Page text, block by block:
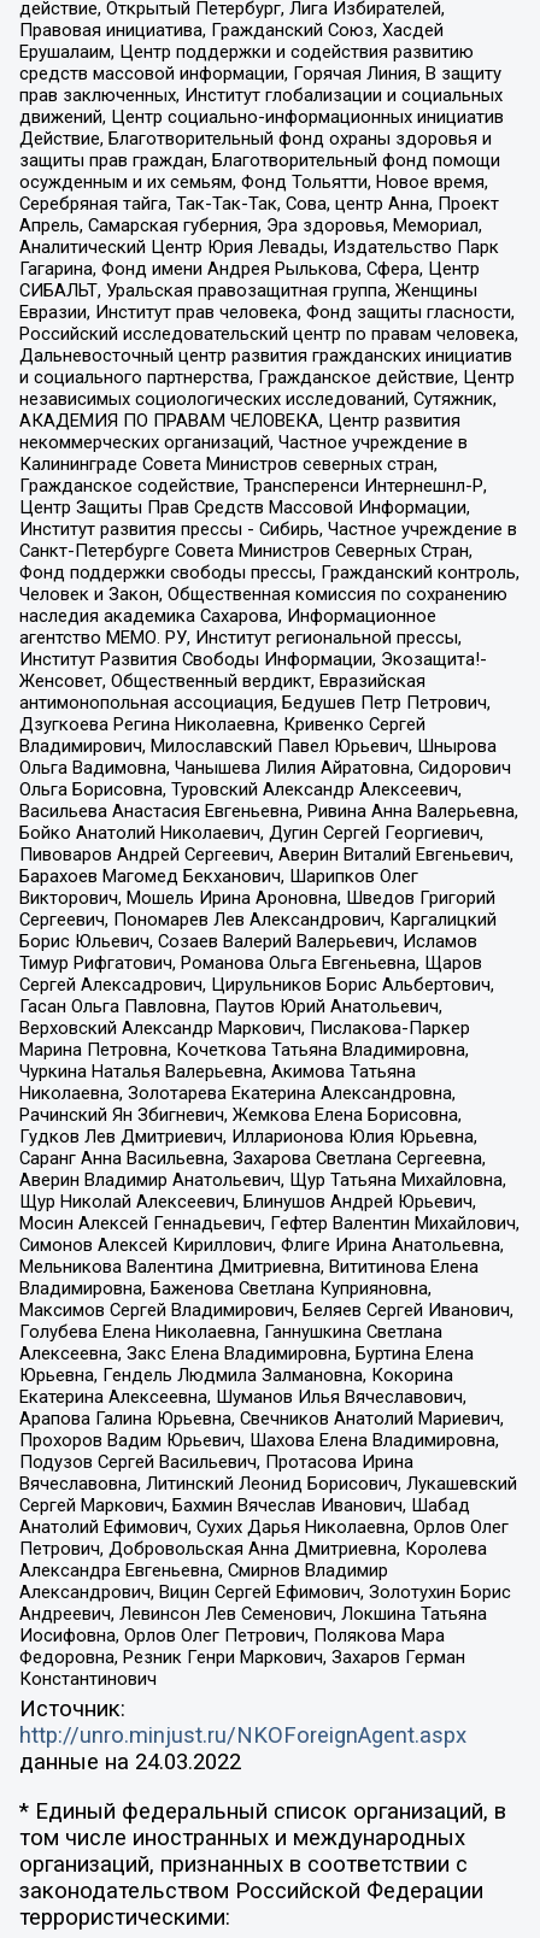
действие, Открытый Петербург, Лига Избирателей,
Правовая инициатива, Гражданский Союз, Хасдей
Ерушалаим, Центр поддержки и содействия развитию
средств массовой информации, Горячая Линия, В защиту
прав заключенных, Институт глобализации и социальных
движений, Центр социально-информационных инициатив
Действие, Благотворительный фонд охраны здоровья и
защиты прав граждан, Благотворительный фонд помощи
осужденным и их семьям, Фонд Тольятти, Новое время,
Серебряная тайга, Так-Так-Так, Сова, центр Анна, Проект
Апрель, Самарская губерния, Эра здоровья, Мемориал,
Аналитический Центр Юрия Левады, Издательство Парк
Гагарина, Фонд имени Андрея Рылькова, Сфера, Центр
СИБАЛЬТ, Уральская правозащитная группа, Женщины
Евразии, Институт прав человека, Фонд защиты гласности,
Российский исследовательский центр по правам человека,
Дальневосточный центр развития гражданских инициатив
и социального партнерства, Гражданское действие, Центр
независимых социологических исследований, Сутяжник,
АКАДЕМИЯ ПО ПРАВАМ ЧЕЛОВЕКА, Центр развития
некоммерческих организаций, Частное учреждение в
Калининграде Совета Министров северных стран,
Гражданское содействие, Трансперенси Интернешнл-Р,
Центр Защиты Прав Средств Массовой Информации,
Институт развития прессы - Сибирь, Частное учреждение в
Санкт-Петербурге Совета Министров Северных Стран,
Фонд поддержки свободы прессы, Гражданский контроль,
Человек и Закон, Общественная комиссия по сохранению
наследия академика Сахарова, Информационное
агентство МЕМО. РУ, Институт региональной прессы,
Институт Развития Свободы Информации, Экозащита!-
Женсовет, Общественный вердикт, Евразийская
антимонопольная ассоциация, Бедушев Петр Петрович,
Дзугкоева Регина Николаевна, Кривенко Сергей
Владимирович, Милославский Павел Юрьевич, Шнырова
Ольга Вадимовна, Чанышева Лилия Айратовна, Сидорович
Ольга Борисовна, Туровский Александр Алексеевич,
Васильева Анастасия Евгеньевна, Ривина Анна Валерьевна,
Бойко Анатолий Николаевич, Дугин Сергей Георгиевич,
Пивоваров Андрей Сергеевич, Аверин Виталий Евгеньевич,
Барахоев Магомед Бекханович, Шарипков Олег
Викторович, Мошель Ирина Ароновна, Шведов Григорий
Сергеевич, Пономарев Лев Александрович, Каргалицкий
Борис Юльевич, Созаев Валерий Валерьевич, Исламов
Тимур Рифгатович, Романова Ольга Евгеньевна, Щаров
Сергей Алексадрович, Цирульников Борис Альбертович,
Гасан Ольга Павловна, Паутов Юрий Анатольевич,
Верховский Александр Маркович, Пислакова-Паркер
Марина Петровна, Кочеткова Татьяна Владимировна,
Чуркина Наталья Валерьевна, Акимова Татьяна
Николаевна, Золотарева Екатерина Александровна,
Рачинский Ян Збигневич, Жемкова Елена Борисовна,
Гудков Лев Дмитриевич, Илларионова Юлия Юрьевна,
Саранг Анна Васильевна, Захарова Светлана Сергеевна,
Аверин Владимир Анатольевич, Щур Татьяна Михайловна,
Щур Николай Алексеевич, Блинушов Андрей Юрьевич,
Мосин Алексей Геннадьевич, Гефтер Валентин Михайлович,
Симонов Алексей Кириллович, Флиге Ирина Анатольевна,
Мельникова Валентина Дмитриевна, Вититинова Елена
Владимировна, Баженова Светлана Куприяновна,
Максимов Сергей Владимирович, Беляев Сергей Иванович,
Голубева Елена Николаевна, Ганнушкина Светлана
Алексеевна, Закс Елена Владимировна, Буртина Елена
Юрьевна, Гендель Людмила Залмановна, Кокорина
Екатерина Алексеевна, Шуманов Илья Вячеславович,
Арапова Галина Юрьевна, Свечников Анатолий Мариевич,
Прохоров Вадим Юрьевич, Шахова Елена Владимировна,
Подузов Сергей Васильевич, Протасова Ирина
Вячеславовна, Литинский Леонид Борисович, Лукашевский
Сергей Маркович, Бахмин Вячеслав Иванович, Шабад
Анатолий Ефимович, Сухих Дарья Николаевна, Орлов Олег
Петрович, Добровольская Анна Дмитриевна, Королева
Александра Евгеньевна, Смирнов Владимир
Александрович, Вицин Сергей Ефимович, Золотухин Борис
Андреевич, Левинсон Лев Семенович, Локшина Татьяна
Иосифовна, Орлов Олег Петрович, Полякова Мара
Федоровна, Резник Генри Маркович, Захаров Герман
Константинович
Источник:
http://unro.minjust.ru/NKOForeignAgent.aspx
данные на 24.03.2022
* Единый федеральный список организаций, в
том числе иностранных и международных
организаций, признанных в соответствии с
законодательством Российской Федерации
террористическими: